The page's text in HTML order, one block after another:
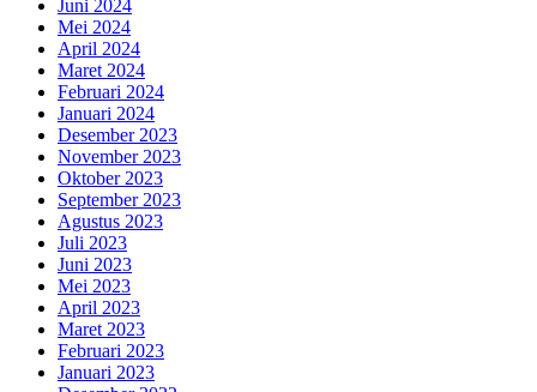
Juni 2024
Mei 2024
April 2024
Maret 2024
Februari 2024
Januari 2024
Desember 2023
November 2023
Oktober 2023
September 2023
Agustus 2023
Juli 2023
Juni 2023
Mei 2023
April 2023
Maret 2023
Februari 2023
Januari 2023